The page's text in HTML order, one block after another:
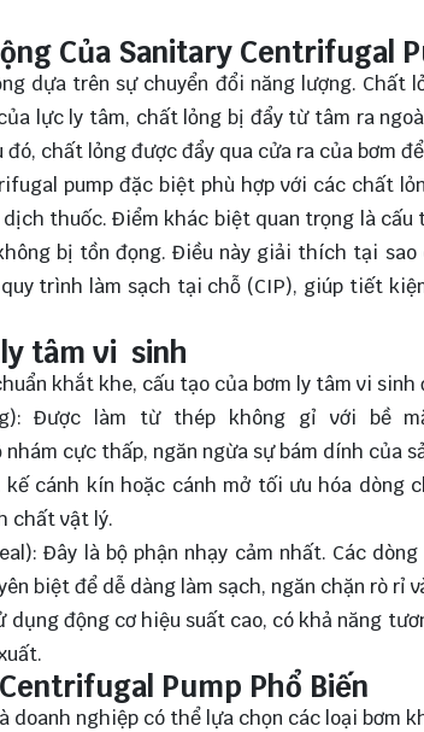
Của Sanitary Centrifugal
dựa trên sự chuyển đổi năng lượng. Chất
lực ly tâm, chất lỏng bị đẩy từ tâm ra
đó, chất lỏng được đẩy qua cửa ra của bơm
pump đặc biệt phù hợp với các chất
thuốc. Điểm khác biệt quan trọng là
bị tồn đọng. Điều này giải thích tại sao
trình làm sạch tại chỗ (CIP), giúp tiết
ly tâm vi sinh
khắt khe, cấu tạo của bơm ly tâm vi
Được làm từ thép không gỉ với bề
cực thấp, ngăn ngừa sự bám dính của
kế cánh kín hoặc cánh mở tối ưu hóa dòng
chất vật lý.
Đây là bộ phận nhạy cảm nhất. Các
biệt để dễ dàng làm sạch, ngăn chặn rò rỉ
dụng động cơ hiệu suất cao, có khả năng
Pump Phổ Biến
doanh nghiệp có thể lựa chọn các loại bơm